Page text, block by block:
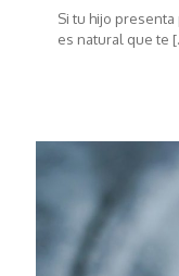
Si tu hijo
es natural que te